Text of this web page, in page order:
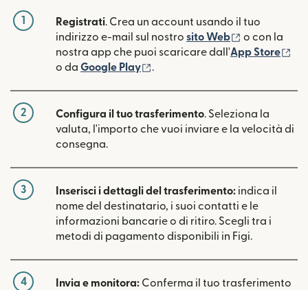
1 Registrati. Crea un account usando il tuo
indirizzo e-mail sul nostro sito Web (si apre in
o con la
nostra app che puoi scaricare dall'App Store
o da Google Play .
2 Configura il tuo trasferimento. Seleziona la
valuta, l'importo che vuoi inviare e la velocità di
consegna.
3 Inserisci i dettagli del trasferimento: indica il
nome del destinatario, i suoi contatti e le
informazioni bancarie o di ritiro. Scegli tra i
metodi di pagamento disponibili in Figi.
4 Invia e monitora: Conferma il tuo trasferimento